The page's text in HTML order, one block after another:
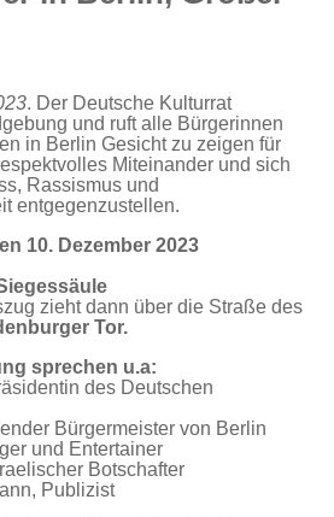
. Der Deutsche Kulturrat
und ruft alle Bürgerinnen
in Berlin Gesicht zu zeigen für
Miteinander und sich
Rassismus und
entgegenzustellen.
10. Dezember 2023
zieht dann über die Straße des
Tor.
sprechen u.a:
des Deutschen
Bürgermeister von Berlin
und Entertainer
Botschafter
Publizist